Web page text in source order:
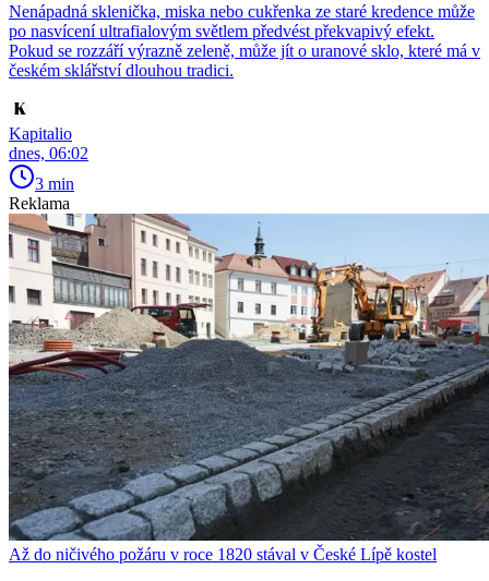
Nenápadná sklenička, miska nebo cukřenka ze staré kredence může
po nasvícení ultrafialovým světlem předvést překvapivý efekt.
Pokud se rozzáří výrazně zeleně, může jít o uranové sklo, které má v
českém sklářství dlouhou tradici.
Kapitalio
dnes, 06:02
3 min
Reklama
Až do ničivého požáru v roce 1820 stával v České Lípě kostel